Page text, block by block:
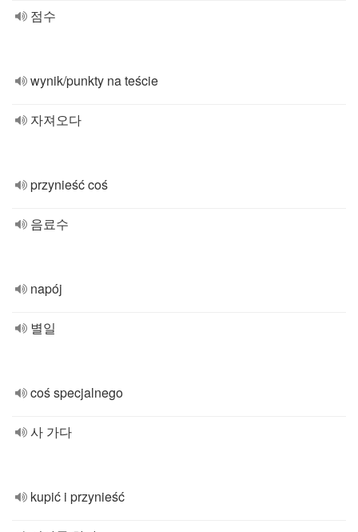
점수
wynik/punkty na teście
자져오다
przynieść coś
음료수
napój
별일
coś specjalnego
사 가다
kupić i przynieść